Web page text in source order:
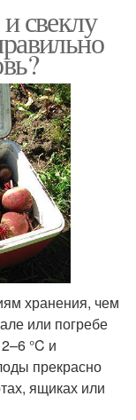
свеклу
хранения, чем
или погребе
°C и
прекрасно
ящиках или